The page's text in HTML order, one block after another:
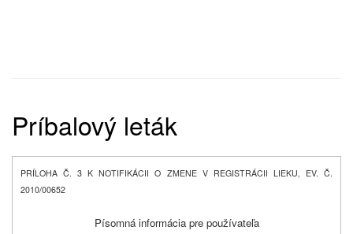
Príbalový leták
PRÍLOHA Č. 3 K NOTIFIKÁCII O ZMENE V REGISTRÁCII LIEKU, EV. Č.
2010/00652
Písomná informácia pre používateľa